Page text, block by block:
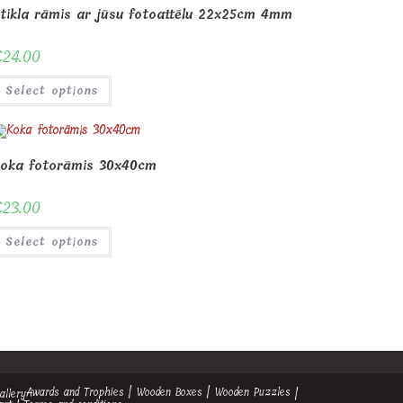
rāmis ar jūsu fotoattēlu 22x25cm 4mm
24.00
Select options
fotorāmis 30x40cm
23.00
Select options
Awards and Trophies Wooden Boxes
Wooden Puzzles